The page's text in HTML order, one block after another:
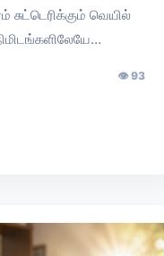
சுட்டெரிக்கும் வெயில்
👁93